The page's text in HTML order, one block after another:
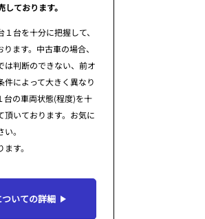
ております。
台を十分に把握して、
ます。中古車の場合、
は判断のできない、前オ
によって大きく異なり
台の車両状態(程度)を十
頂いております。お気に
。
す。
いての詳細